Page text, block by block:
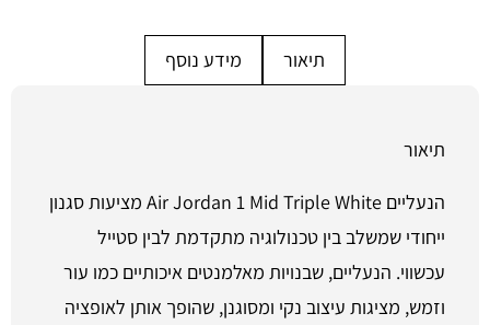
תיאור מידע נוסף
תיאור
הנעליים Air Jordan 1 Mid Triple White מציעות סגנון
ייחודי שמשלב בין טכנולוגיה מתקדמת לבין סטייל
עכשווי. הנעליים, שבנויות מאלמנטים איכותיים כמו עור
וזמש, מציגות עיצוב נקי ומסוגנן, שהופך אותן לאופציה